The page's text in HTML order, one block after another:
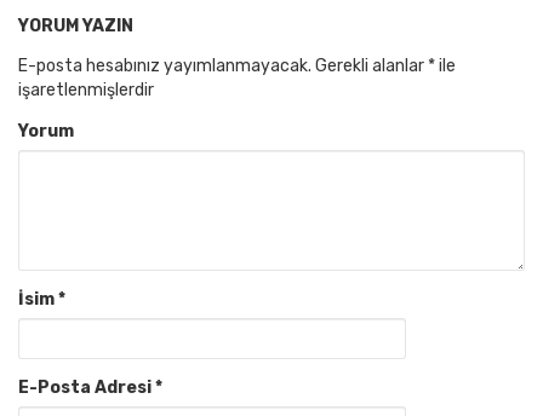
YORUM YAZIN
E-posta hesabınız yayımlanmayacak. Gerekli alanlar *ile
işaretlenmişlerdir
Yorum
İsim*
E-Posta Adresi*